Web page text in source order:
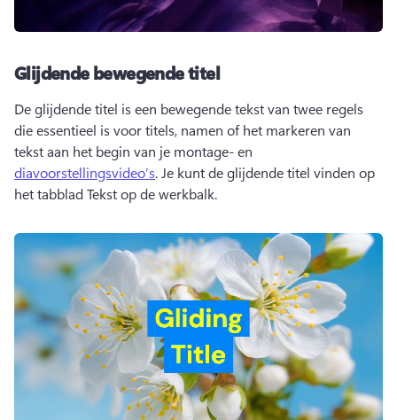
Glijdende bewegende titel
De glijdende titel is een bewegende tekst van twee regels
die essentieel is voor titels, namen of het markeren van
tekst aan het begin van je montage- en
diavoorstellingsvideo’s. Je kunt de glijdende titel vinden op
het tabblad Tekst op de werkbalk.